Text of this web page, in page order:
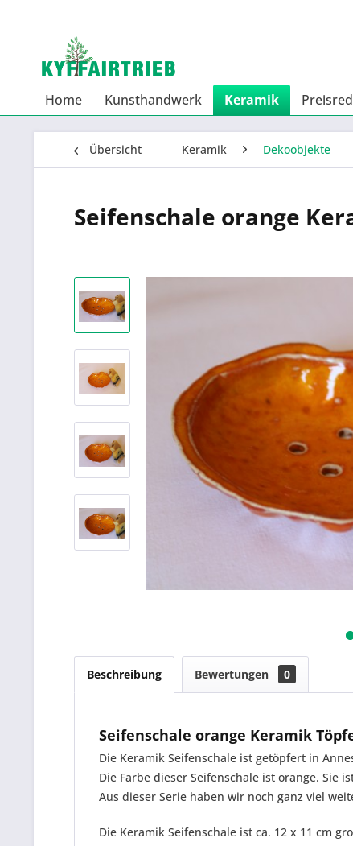
Home Kunsthandwerk Keramik
Übersicht Keramik Dekoobjekte
Seifenschale orange
Beschreibung Bewertungen 0
Seifenschale orange Keramik
Die Keramik Seifenschale ist getöpfert in
Die Farbe dieser Seifenschale ist orange. Sie
Aus dieser Serie haben wir noch ganz viel
Die Keramik Seifenschale ist ca. 12 x 11 cm